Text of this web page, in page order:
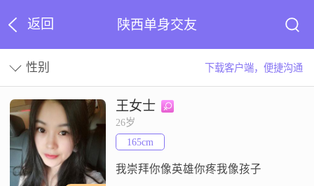
返回 陕西单身交友
性别 下载客户端，便捷沟通
王女士
26岁
165cm
我崇拜你像英雄你疼我像孩子